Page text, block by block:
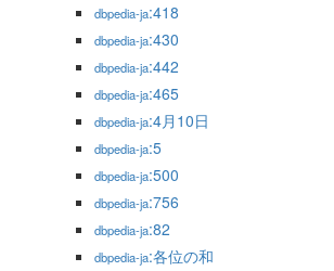
dbpedia-ja:418
dbpedia-ja:430
dbpedia-ja:442
dbpedia-ja:465
dbpedia-ja:4月10日
dbpedia-ja:5
dbpedia-ja:500
dbpedia-ja:756
dbpedia-ja:82
dbpedia-ja:各位の和